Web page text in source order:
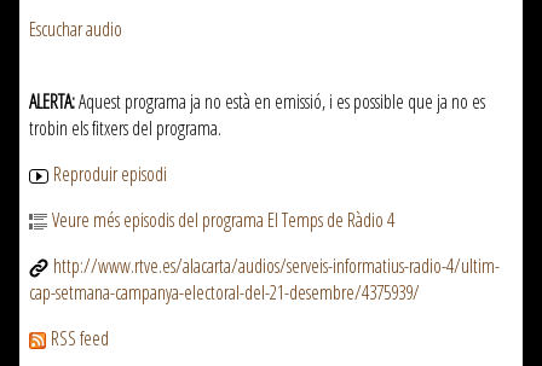
Escuchar audio
ALERTA:Aquest programa ja no està en emissió, i es possible que ja no es
trobin els fitxers del programa.
Reproduir episodi
Veure més episodis del programa El Temps de Ràdio 4
http://www.rtve.es/alacarta/audios/serveis-informatius-radio-4/ultim-
cap-setmana-campanya-electoral-del-21-desembre/4375939/
RSS feed